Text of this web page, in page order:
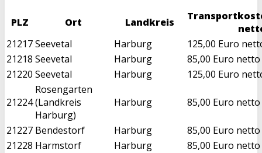
PLZ Ort Landkreis
21217Seevetal Harburg
125,00 Euro
21218 Seevetal Harburg
85,00 Euro netto
21220 Seevetal Harburg 125,00 Euro
21224
Rosengarten
(Landkreis
Harburg)
Harburg 85,00 Euro netto
21227 Bendestorf Harburg
85,00 Euro netto
21228 Harmstorf Harburg
85,00 Euro netto